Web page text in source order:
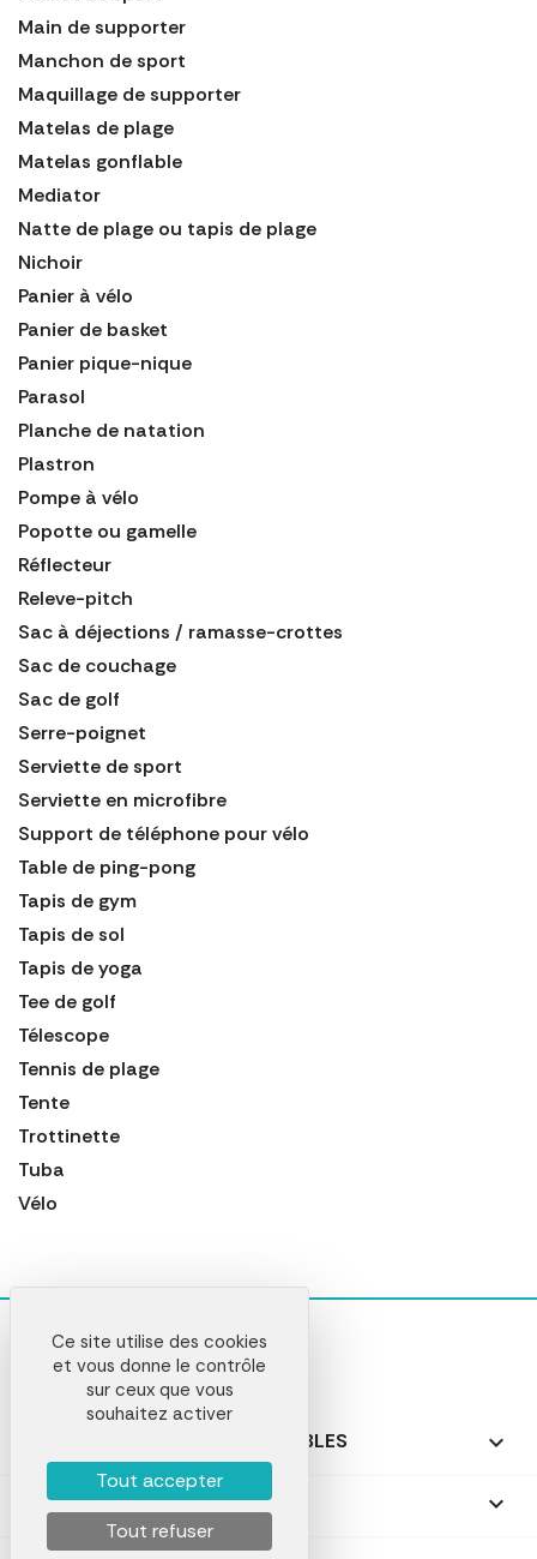
Main de supporter
Manchon de sport
Maquillage de supporter
Matelas de plage
Matelas gonflable
Mediator
Natte de plage ou tapis de plage
Nichoir
Panier à vélo
Panier de basket
Panier pique-nique
Parasol
Planche de natation
Plastron
Pompe à vélo
Popotte ou gamelle
Réflecteur
Releve-pitch
Sac à déjections / ramasse-crottes
Sac de couchage
Sac de golf
Serre-poignet
Serviette de sport
Serviette en microfibre
Support de téléphone pour vélo
Table de ping-pong
Tapis de gym
Tapis de sol
Tapis de yoga
Tee de golf
Télescope
Tennis de plage
Tente
Trottinette
Tuba
Vélo
NOS PRODUITS PERSONNALISABLES 
NOS CADEAUX PERSONNALISÉS 
Ce site utilise des cookies
et vous donne le contrôle
sur ceux que vous
souhaitez activer
Tout accepter
Tout refuser